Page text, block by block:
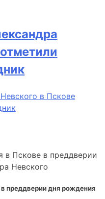
в Пскове
в Пскове в преддверии
Невского
преддверии дня рождения